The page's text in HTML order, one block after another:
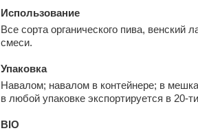
Использование
Все сорта органического пива, венский
смеси.
Упаковка
Навалом; навалом в контейнере; в
в любой упаковке экспортируется в 20-
BIO